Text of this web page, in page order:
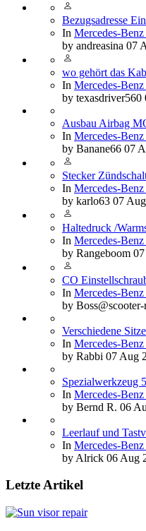
Bezugsadresse
In Mercedes-
by andreasina 07
wo gehört das
In Mercedes-
by texasdriver560
Ausbau Airbag
In Mercedes-
by Banane66 07
Stecker
In Mercedes-
by karlo63 07
Haltedruck /
In Mercedes-
by Rangeboom
CO
In Mercedes-
by
Verschiedene
In Mercedes-
by Rabbi 07 Aug
Spezialwerkzeug
In Mercedes-
by Bernd R. 06
Leerlauf und
In Mercedes-
by Alrick 06 Aug
Letzte Artikel